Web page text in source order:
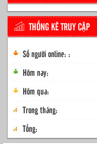
THỐNG KÊ TRUY CẬP
Số người online: :
Hôm nay:
Hôm qua:
Trong tháng:
Tổng: